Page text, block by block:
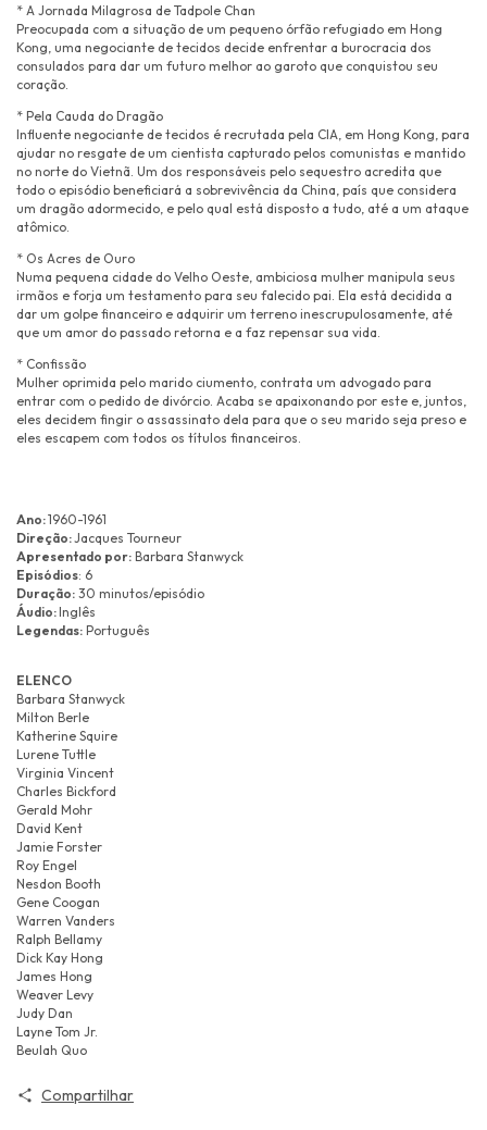
* A Jornada Milagrosa de Tadpole Chan
Preocupada com a situação de um pequeno órfão refugiado em Hong
Kong, uma negociante de tecidos decide enfrentar a burocracia dos
consulados para dar um futuro melhor ao garoto que conquistou seu
coração.
* Pela Cauda do Dragão
Influente negociante de tecidos é recrutada pela CIA, em Hong Kong, para
ajudar no resgate de um cientista capturado pelos comunistas e mantido
no norte do Vietnã. Um dos responsáveis pelo sequestro acredita que
todo o episódio beneficiará a sobrevivência da China, país que considera
um dragão adormecido, e pelo qual está disposto a tudo, até a um ataque
atômico.
* Os Acres de Ouro
Numa pequena cidade do Velho Oeste, ambiciosa mulher manipula seus
irmãos e forja um testamento para seu falecido pai. Ela está decidida a
dar um golpe financeiro e adquirir um terreno inescrupulosamente, até
que um amor do passado retorna e a faz repensar sua vida.
* Confissão
Mulher oprimida pelo marido ciumento, contrata um advogado para
entrar com o pedido de divórcio. Acaba se apaixonando por este e, juntos,
eles decidem fingir o assassinato dela para que o seu marido seja preso e
eles escapem com todos os títulos financeiros.
Ano:1960-1961
Direção:Jacques Tourneur
Apresentado por: Barbara Stanwyck
Episódios: 6
Duração: 30 minutos/episódio
Áudio:Inglês
Legendas: Português
ELENCO
Barbara Stanwyck
Milton Berle
Katherine Squire
Lurene Tuttle
Virginia Vincent
Charles Bickford
Gerald Mohr
David Kent
Jamie Forster
Roy Engel
Nesdon Booth
Gene Coogan
Warren Vanders
Ralph Bellamy
Dick Kay Hong
James Hong
Weaver Levy
Judy Dan
Layne Tom Jr.
Beulah Quo
Compartilhar